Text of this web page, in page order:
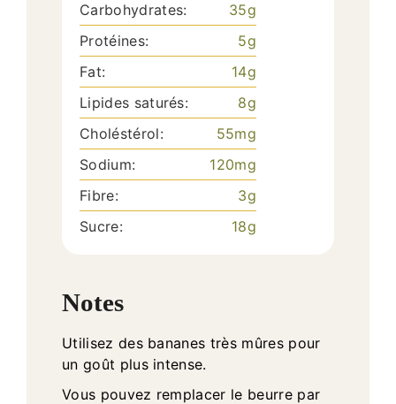
Carbohydrates:
35g
Protéines:
5g
Fat:
14g
Lipides saturés:
8g
Choléstérol:
55mg
Sodium:
120mg
Fibre:
3g
Sucre:
18g
Notes
Utilisez des bananes très mûres pour
un goût plus intense.
Vous pouvez remplacer le beurre par